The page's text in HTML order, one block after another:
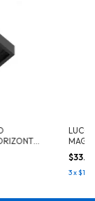
LUCC
::
3x